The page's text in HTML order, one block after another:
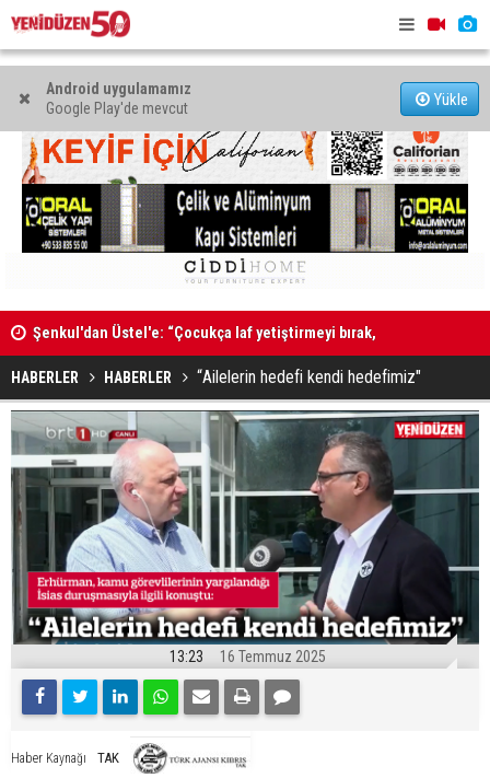
Android uygulamamız
Google Play'de mevcut
Yükle
Şenkul'dan Üstel'e: “Çocukça laf yetiştirmeyi bırak,
tatilini kesip görevinin başına dön”
HABERLER HABERLER “Ailelerin hedefi kendi hedefimiz"
13:23 16 Temmuz 2025
Haber Kaynağı TAK